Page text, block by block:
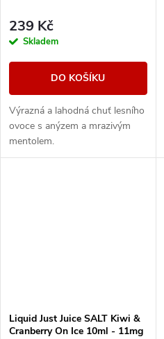
239 Kč
Skladem
DO KOŠÍKU
Výrazná a lahodná chuť lesního
ovoce s anýzem a mrazivým
mentolem.
Liquid Just Juice SALT Kiwi &
Cranberry On Ice 10ml - 11mg